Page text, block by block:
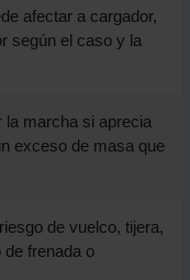
afectar a cargador,
según el caso y la
la marcha si aprecia
exceso de masa que
de vuelco, tijera,
frenada o